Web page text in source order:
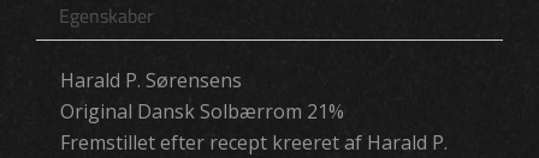
Egenskaber
Harald P. Sørensens
Original Dansk Solbærrom 21%
Fremstillet efter recept kreeret af Harald P.